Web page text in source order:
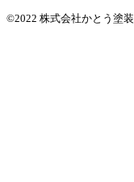
©2022 株式会社かとう塗装